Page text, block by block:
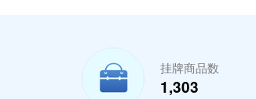
挂牌商品数
1,303